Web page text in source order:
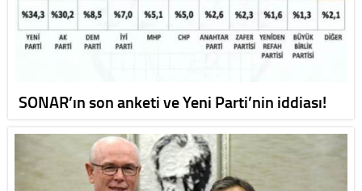
SONAR’ın son anketi ve Yeni Parti’nin iddiası!